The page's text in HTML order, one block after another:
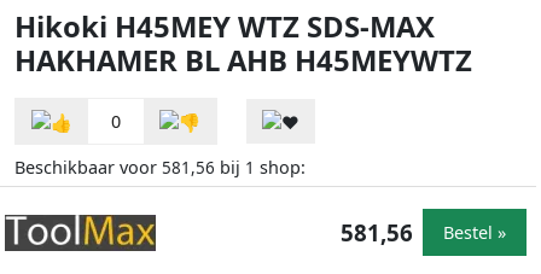
Hikoki H45MEY WTZ SDS-MAX
HAKHAMER BL AHB H45MEYWTZ
0
Beschikbaar voor 581,56 bij 1 shop:
581,56 Bestel »